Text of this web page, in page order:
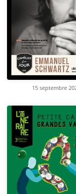
15 septembre